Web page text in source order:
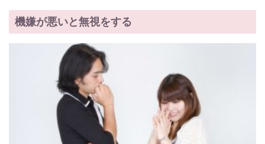
機嫌が悪いと無視をする